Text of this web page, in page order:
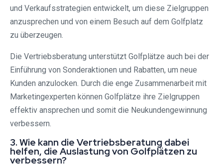
und Verkaufsstrategien entwickelt, um diese Zielgruppen
anzusprechen und von einem Besuch auf dem Golfplatz
zu überzeugen.
Die Vertriebsberatung unterstützt Golfplätze auch bei der
Einführung von Sonderaktionen und Rabatten, um neue
Kunden anzulocken. Durch die enge Zusammenarbeit mit
Marketingexperten können Golfplätze ihre Zielgruppen
effektiv ansprechen und somit die Neukundengewinnung
verbessern.
3. Wie kann die Vertriebsberatung dabei
helfen, die Auslastung von Golfplätzen zu
verbessern?